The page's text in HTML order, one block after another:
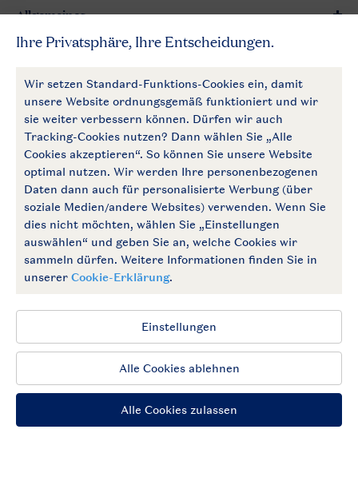
Follow Us
facebookinstagram
Zum Newsletter anmelden
Allgemeines
Mehr Landal
Zahlungsmöglichkeiten
Allgemeine Bedingungen Impressum
Cookies und Banner Barrierefrei © 2026 Landal